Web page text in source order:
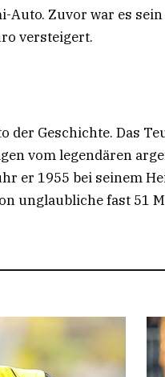
Auto. Zuvor war es
versteigert.
der Geschichte. Das
vom legendären
er 1955 bei seinem
unglaubliche fast 51